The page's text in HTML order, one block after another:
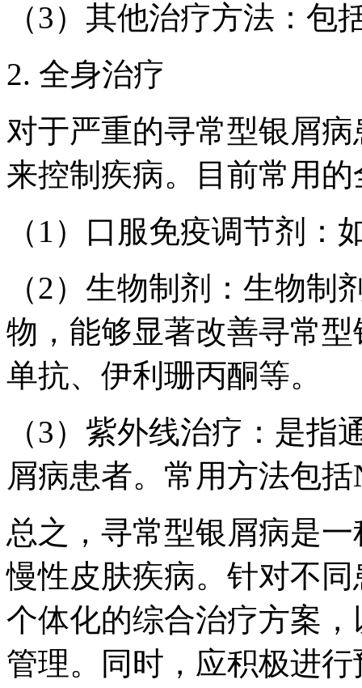
（3）其他治疗方法：包
2. 全身治疗
对于严重的寻常型银屑
来控制疾病。目前常用
（1）口服免疫调节剂：
（2）生物制剂：生物
物，能够显著改善寻常
单抗、伊利珊丙酮等。
（3）紫外线治疗：是
屑病患者。常用方法包
总之，寻常型银屑病是
慢性皮肤疾病。针对不
个体化的综合治疗方案
管理。同时，应积极进